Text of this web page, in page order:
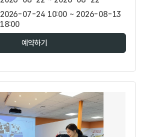
2026-07-24 10:00 ~ 2026-08-13
18:00
예약하기